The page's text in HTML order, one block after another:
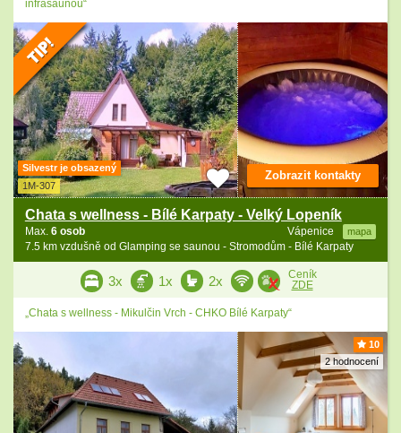
infrasaunou“
Silvestr je obsazený
1M-307
Chata s wellness - Bílé Karpaty - Velký Lopeník
Vápenice mapa
Max. 6 osob
7.5 km vzdušně od Glamping se saunou - Stromodům - Bílé Karpaty
Zobrazit kontakty
3x 1x 2x
Ceník
ZDE
„Chata s wellness - Mikulčin Vrch - CHKO Bílé Karpaty“
10
2 hodnocení